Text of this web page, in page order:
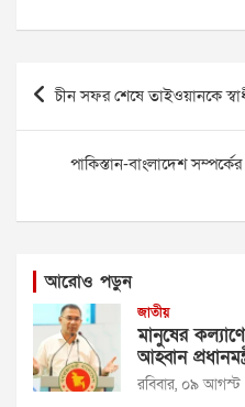
Post
navigation
চীন সফর শেষে তাইওয়ানকে
পাকিস্তান-বাংলাদেশ
আরোও পড়ুন
জাতীয়
মানুষের
আহ্বান
রবিবার, ০৯